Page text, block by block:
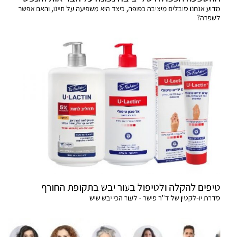
מדוע אנחנו סובלים מיציבה כפופה, כיצד היא משפיעה על חיינו, והאם אפשר
לשפרה?
טיפים להקלה ולטיפול בעור יבש בתקופת החורף
סדרת יו-לקטין של ד"ר פישר - לעור הכי יבש שיש